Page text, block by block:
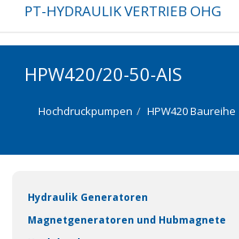
PT-HYDRAULIK VERTRIEB OHG
HPW420/20-50-AIS
HPW420 Baureihe
Hochdruckpumpen
Hydraulik Generatoren
Magnetgeneratoren und Hubmagnete